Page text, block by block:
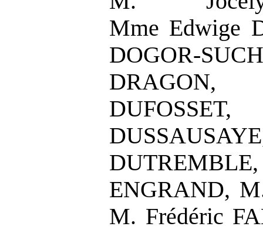
Mme Edwige
DOGOR-
ENGRAND,
M. Frédéric